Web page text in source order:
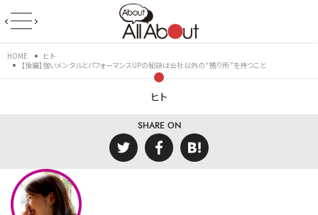
HOME
ヒト
【後編】強いメンタルとパフォーマンスUPの秘訣は会社以外の“拠り所”を持つこと
ヒト
SHARE ON